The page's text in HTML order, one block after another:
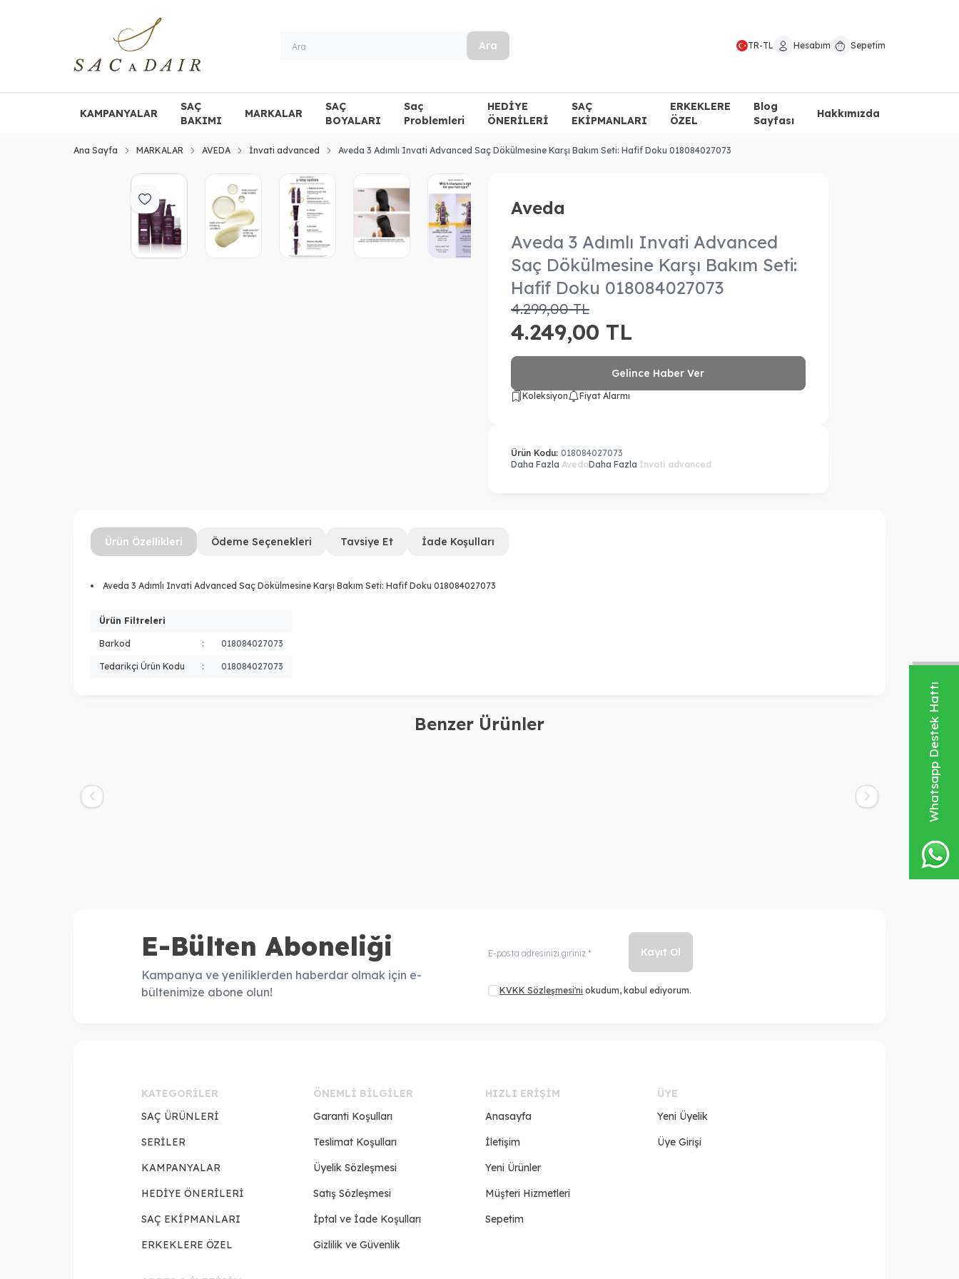
Whatsapp Destek Hattı
Ara TR-TL Hesabım Sepetim
KAMPANYALAR
SAÇ
BAKIMI
MARKALAR
SAÇ
BOYALARI
Saç
Problemleri
HEDİYE
ÖNERİLERİ
SAÇ
EKİPMANLARI
ERKEKLERE
ÖZEL
Blog
Sayfası
Hakkımızda
Ana Sayfa MARKALAR AVEDA İnvati advanced Aveda 3 Adımlı Invati Advanced Saç Dökülmesine Karşı Bakım Seti: Hafif Doku 018084027073
Favoriye Ekle
Aveda
Aveda 3 Adımlı Invati Advanced
Saç Dökülmesine Karşı Bakım Seti:
Hafif Doku 018084027073
4.299,00TL
4.249,00 TL
Gelince Haber Ver
Koleksiyon Fiyat Alarmı
Ürün Kodu: 018084027073
Daha Fazla AvedaDaha Fazla İnvati advanced
Ürün Özellikleri Ödeme Seçenekleri Tavsiye Et İade Koşulları
Aveda 3 Adımlı Invati Advanced Saç Dökülmesine Karşı Bakım Seti: Hafif Doku 018084027073
Ürün Filtreleri
Barkod : 018084027073
Tedarikçi Ürün Kodu : 018084027073
Benzer Ürünler
Dökülmesine Karşı Şampuan: Zengin
Doku 200ml
E-Bülten Aboneliği
Kampanya ve yeniliklerden haberdar olmak için e-
bültenimize abone olun!
Kayıt Ol
KVKK Sözleşmesi'ni okudum, kabul ediyorum.
KATEGORILER
SAÇ ÜRÜNLERİ
SERİLER
KAMPANYALAR
HEDİYE ÖNERİLERİ
SAÇ EKİPMANLARI
ERKEKLERE ÖZEL
ÖNEMLI BILGILER
Garanti Koşulları
Teslimat Koşulları
Üyelik Sözleşmesi
Satış Sözleşmesi
İptal ve İade Koşulları
Gizlilik ve Güvenlik
HIZLI ERIŞIM
Anasayfa
İletişim
Yeni Ürünler
Müşteri Hizmetleri
Sepetim
ÜYE
Yeni Üyelik
Üye Girişi